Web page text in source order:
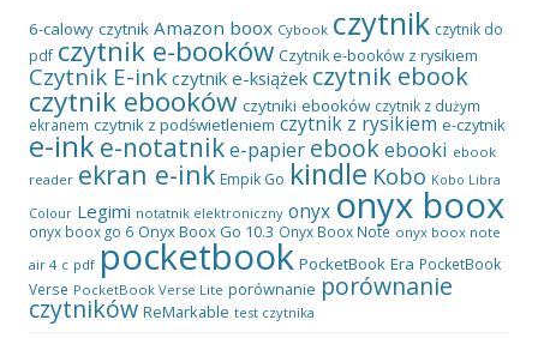
6-calowy czytnik Amazon boox Cybook czytnik czytnik do
pdf czytnik e-booków Czytnik e-booków z rysikiem
Czytnik E-ink czytnik e-książek czytnik ebook
czytnik ebooków czytniki ebooków czytnik z dużym
ekranem czytnik z podświetleniem czytnik z rysikiem e-czytnik
e-ink e-notatnike-papier ebookebooki ebook
reader ekran e-ink Empik Go kindle Kobo Kobo Libra
Colour Legimi notatnik elektroniczny onyx onyx boox
onyx boox go 6 Onyx Boox Go 10.3 Onyx Boox Note onyx boox note
air 4 c pdf pocketbook PocketBook Era PocketBook
Verse PocketBook Verse Lite porównanie porównanie
czytników ReMarkable test czytnika